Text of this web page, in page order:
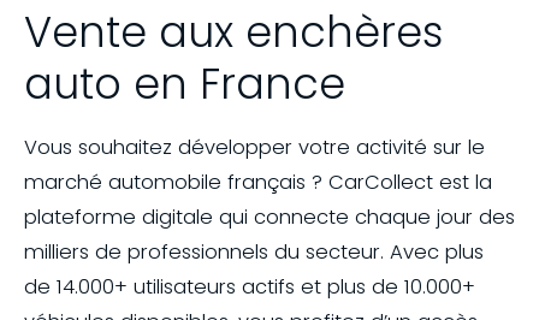
Vente aux enchères
auto en France
Vous souhaitez développer votre activité sur le
marché automobile français ? CarCollect est la
plateforme digitale qui connecte chaque jour des
milliers de professionnels du secteur. Avec plus
de 14.000+ utilisateurs actifs et plus de 10.000+